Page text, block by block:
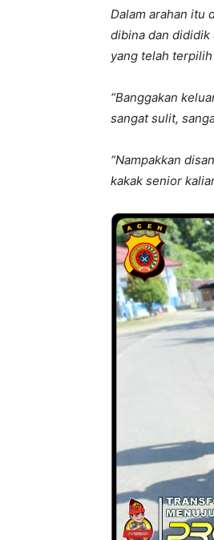
Dalam arahan itu
dibina dan dididik
yang telah
“Banggakan
sangat sulit,
“Nampakkan
kakak senior